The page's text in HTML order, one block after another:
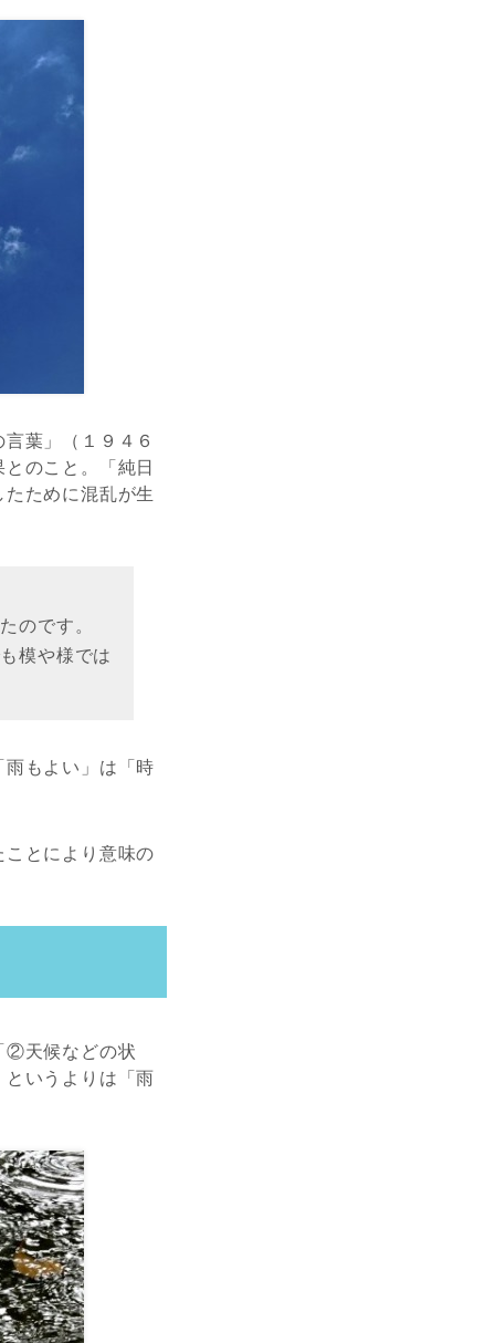
葉」（１９４６
のこと。「純日
ために混乱が生
のです。
模や様では
もよい」は「時
とにより意味の
②天候などの状
いうよりは「雨